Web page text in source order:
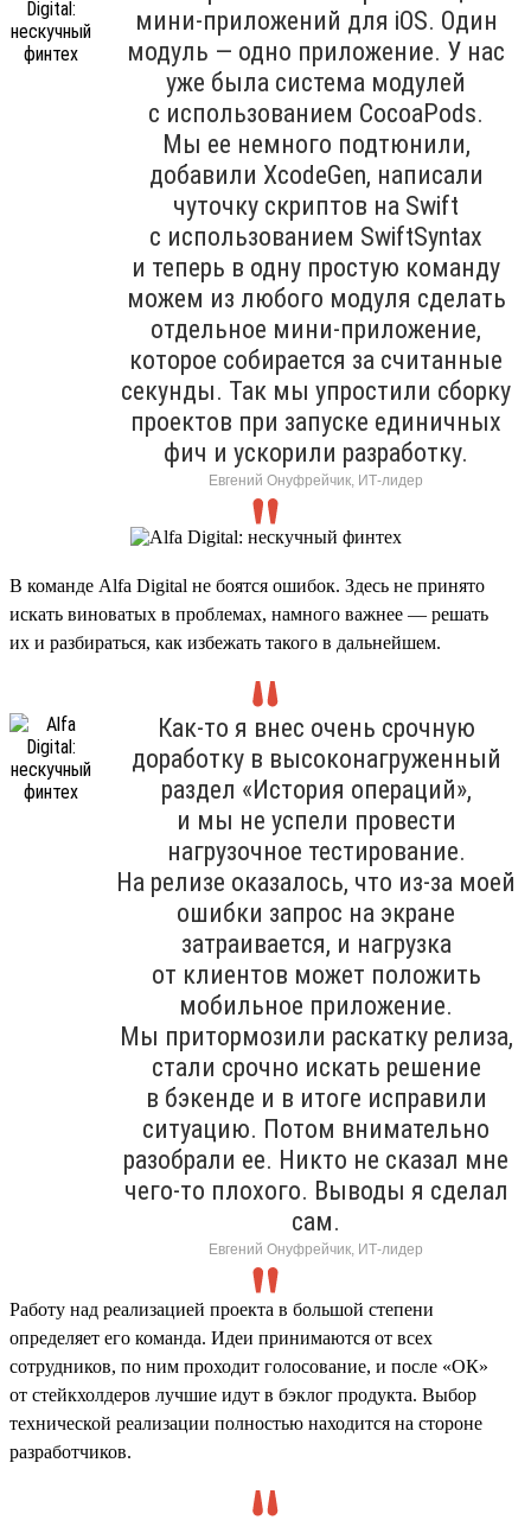
мини-приложений для iOS. Один
модуль — одно приложение. У нас
уже была система модулей
с использованием CocoaPods.
Мы ее немного подтюнили,
добавили XcodeGen, написали
чуточку скриптов на Swift
с использованием SwiftSyntax
и теперь в одну простую команду
можем из любого модуля сделать
отдельное мини-приложение,
которое собирается за считанные
секунды. Так мы упростили сборку
проектов при запуске единичных
фич и ускорили разработку.
Евгений Онуфрейчик, ИТ-лидер
В команде Alfa Digital не боятся ошибок. Здесь не принято
искать виноватых в проблемах, намного важнее — решать
их и разбираться, как избежать такого в дальнейшем.
Как-то я внес очень срочную
доработку в высоконагруженный
раздел «История операций»,
и мы не успели провести
нагрузочное тестирование.
На релизе оказалось, что из-за моей
ошибки запрос на экране
затраивается, и нагрузка
от клиентов может положить
мобильное приложение.
Мы притормозили раскатку релиза,
стали срочно искать решение
в бэкенде и в итоге исправили
ситуацию. Потом внимательно
разобрали ее. Никто не сказал мне
чего-то плохого. Выводы я сделал
сам.
Евгений Онуфрейчик, ИТ-лидер
Работу над реализацией проекта в большой степени
определяет его команда. Идеи принимаются от всех
сотрудников, по ним проходит голосование, и после «ОК»
от стейкхолдеров лучшие идут в бэклог продукта. Выбор
технической реализации полностью находится на стороне
разработчиков.